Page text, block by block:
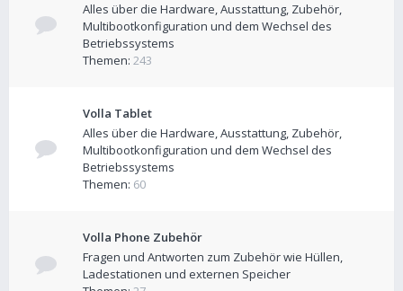
Alles über die Hardware, Ausstattung, Zubehör,
Multibootkonfiguration und dem Wechsel des
Betriebssystems
Themen: 243
Volla Tablet
Alles über die Hardware, Ausstattung, Zubehör,
Multibootkonfiguration und dem Wechsel des
Betriebssystems
Themen: 60
Volla Phone Zubehör
Fragen und Antworten zum Zubehör wie Hüllen,
Ladestationen und externen Speicher